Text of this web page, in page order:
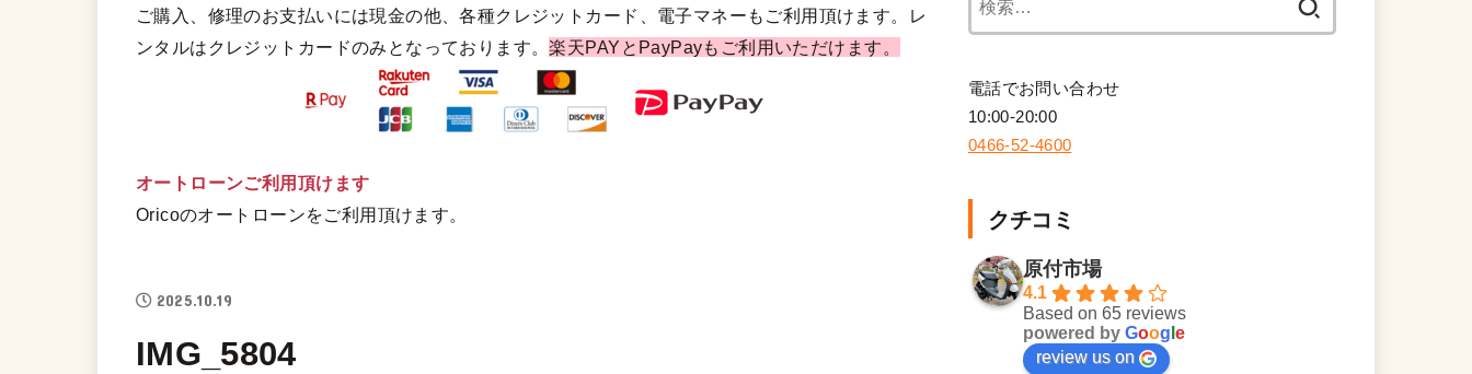
ご購入、修理のお支払いには現金の他、各種クレジットカード、電子マネーもご利用頂けます。レ
ンタルはクレジットカードのみとなっております。楽天PAYとPayPayもご利用いただけます。
オートローンご利用頂けます
Oricoのオートローンをご利用頂けます。
2025.10.19
IMG_5804
電話でお問い合わせ
10:00-20:00
0466-52-4600
クチコミ
原付市場
4.1
Based on 65 reviews
powered by Goog e
review us on